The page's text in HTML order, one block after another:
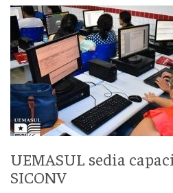
UEMASUL sedia
SICONV